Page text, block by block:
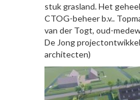
stuk grasland. Het
CTOG-beheer b.v..
van der Togt, oud-
De Jong
architecten)